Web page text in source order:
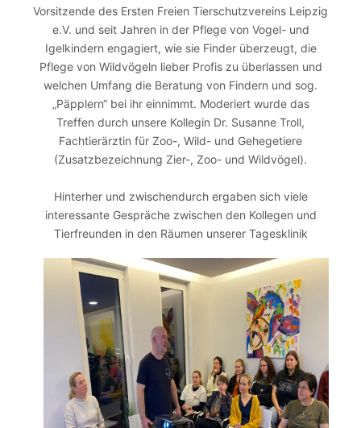
Vorsitzende des Ersten Freien Tierschutzvereins Leipzig
e.V. und seit Jahren in der Pflege von Vogel- und
Igelkindern engagiert, wie sie Finder überzeugt, die
Pflege von Wildvögeln lieber Profis zu überlassen und
welchen Umfang die Beratung von Findern und sog.
„Päpplern“ bei ihr einnimmt. Moderiert wurde das
Treffen durch unsere Kollegin Dr. Susanne Troll,
Fachtierärztin für Zoo-, Wild- und Gehegetiere
(Zusatzbezeichnung Zier-, Zoo- und Wildvögel).
Hinterher und zwischendurch ergaben sich viele
interessante Gespräche zwischen den Kollegen und
Tierfreunden in den Räumen unserer Tagesklinik